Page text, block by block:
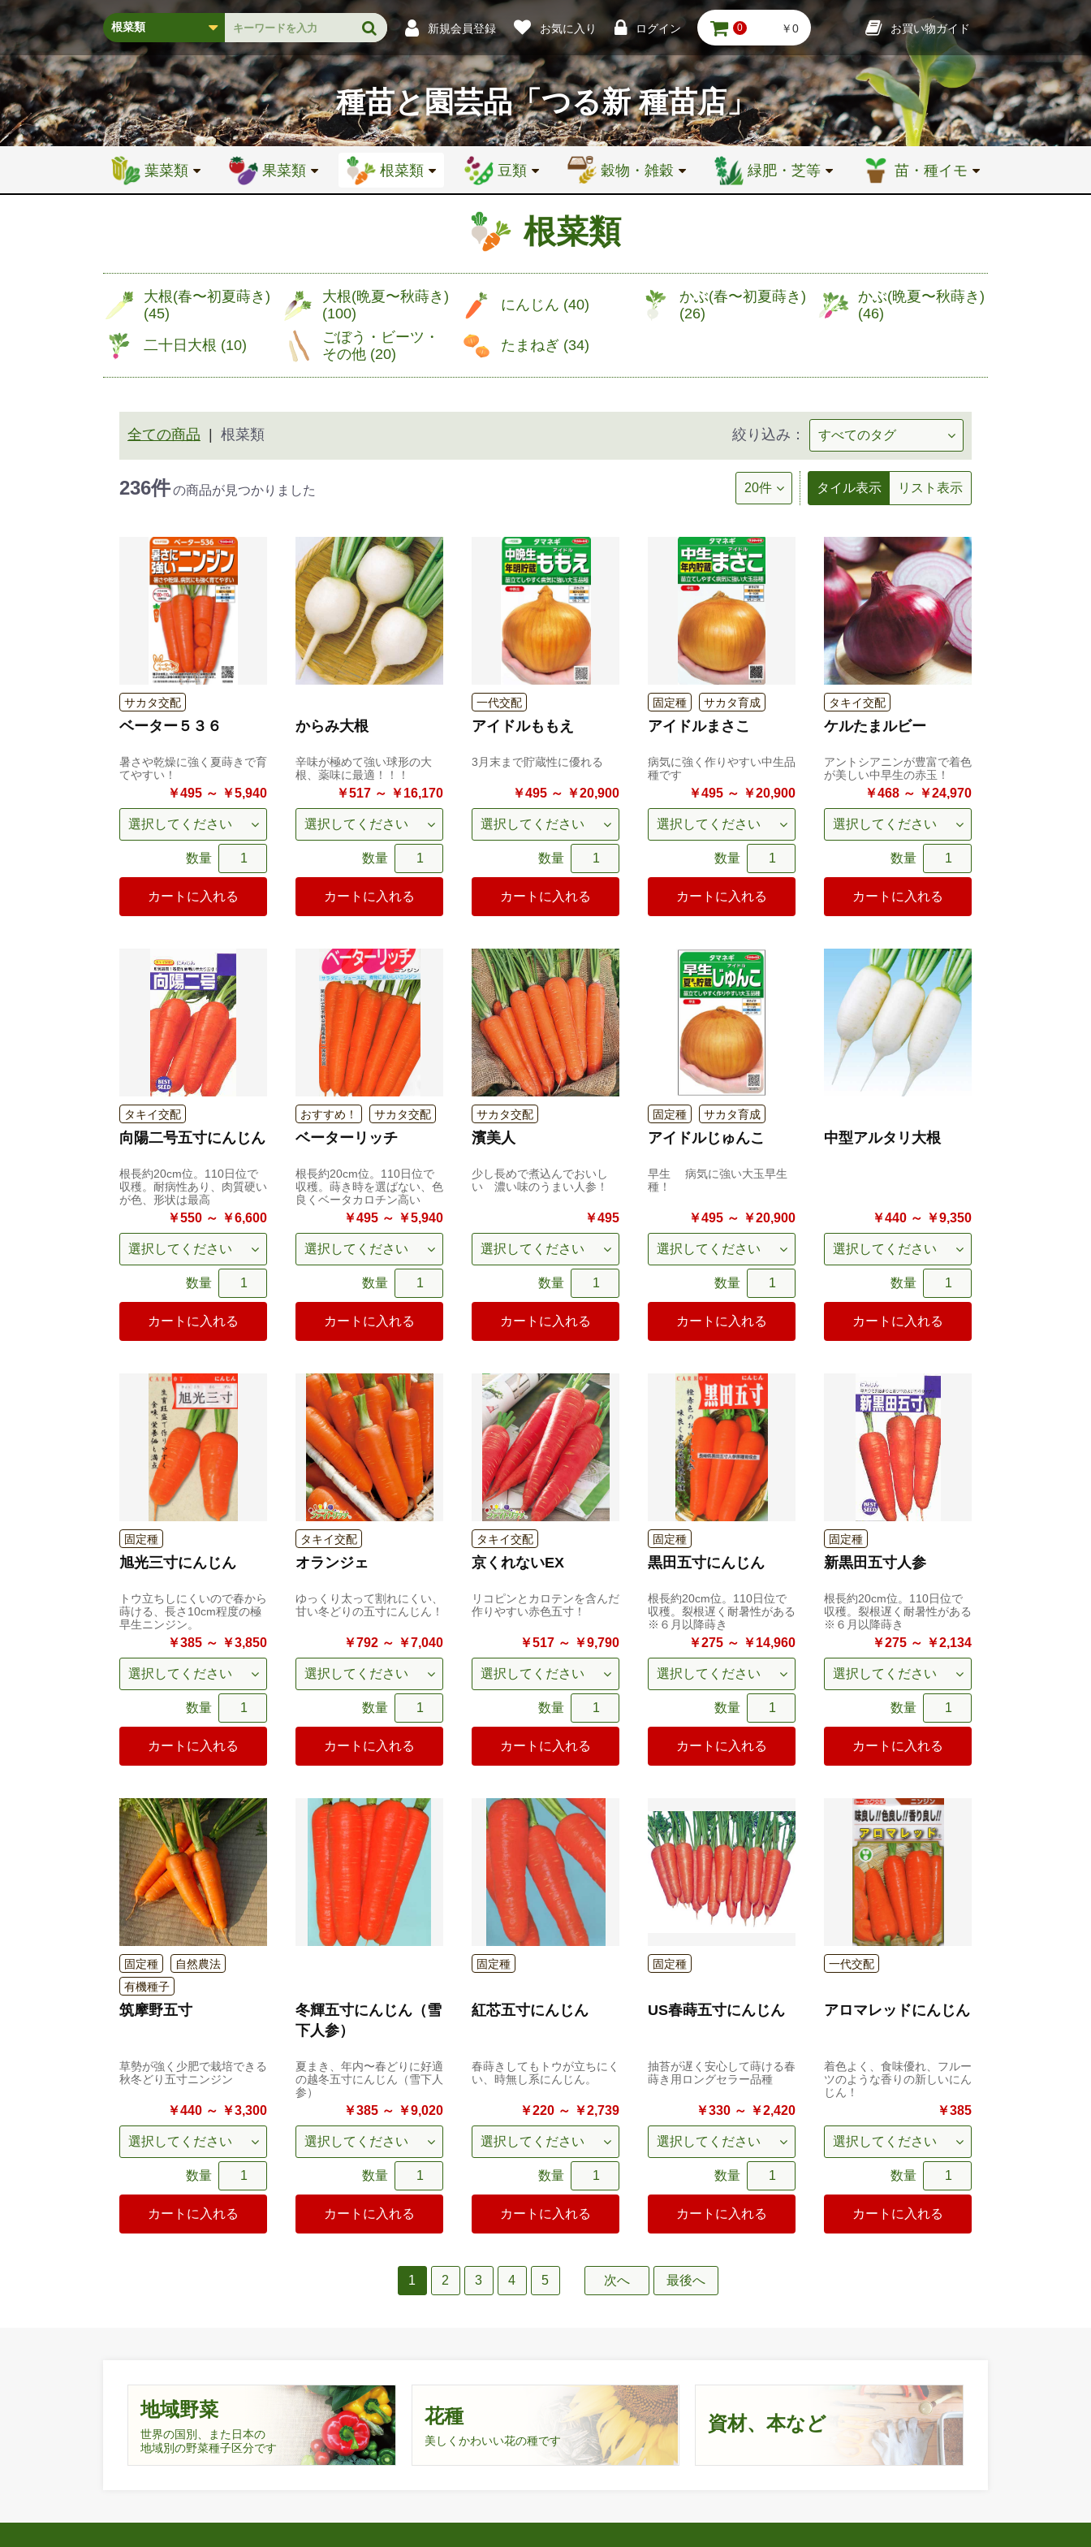
新規会員登録 お気に入り ログイン 0 ￥0 お買い物ガイド
種苗と園芸品「つる新 種苗店」
葉菜類 果菜類 根菜類 豆類 穀物・雑穀 緑肥・芝等 苗・種イモ
根菜類
大根(春〜初夏蒔き)
(45)
大根(晩夏〜秋蒔き)
(100)
にんじん (40)
かぶ(春〜初夏蒔き)
(26)
かぶ(晩夏〜秋蒔き)
(46)
二十日大根 (10)
ごぼう・ビーツ・
その他 (20)
たまねぎ (34)
全ての商品 根菜類 絞り込み：
236件の商品が見つかりました タイル表示 リスト表示
サカタ交配
ベーター５３６
暑さや乾燥に強く夏蒔きで育
てやすい！
￥495 ～ ￥5,940
数量
カートに入れる
からみ大根
辛味が極めて強い球形の大
根、薬味に最適！！！
￥517 ～ ￥16,170
数量
カートに入れる
一代交配
アイドルももえ
3月末まで貯蔵性に優れる
￥495 ～ ￥20,900
数量
カートに入れる
固定種 サカタ育成
アイドルまさこ
病気に強く作りやすい中生品
種です
￥495 ～ ￥20,900
数量
カートに入れる
タキイ交配
ケルたまルビー
アントシアニンが豊富で着色
が美しい中早生の赤玉！
￥468 ～ ￥24,970
数量
カートに入れる
タキイ交配
向陽二号五寸にんじん
根長約20cm位。110日位で
収穫。耐病性あり、肉質硬い
が色、形状は最高
￥550 ～ ￥6,600
数量
カートに入れる
おすすめ！ サカタ交配
ベーターリッチ
根長約20cm位。110日位で
収穫。蒔き時を選ばない、色
良くベータカロチン高い
￥495 ～ ￥5,940
数量
カートに入れる
サカタ交配
濱美人
少し長めで煮込んでおいし
い 濃い味のうまい人参！
￥495
数量
カートに入れる
固定種 サカタ育成
アイドルじゅんこ
早生 病気に強い大玉早生
種！
￥495 ～ ￥20,900
数量
カートに入れる
中型アルタリ大根
￥440 ～ ￥9,350
数量
カートに入れる
固定種
旭光三寸にんじん
トウ立ちしにくいので春から
蒔ける、長さ10cm程度の極
早生ニンジン。
￥385 ～ ￥3,850
数量
カートに入れる
タキイ交配
オランジェ
ゆっくり太って割れにくい、
甘い冬どりの五寸にんじん！
￥792 ～ ￥7,040
数量
カートに入れる
タキイ交配
京くれないEX
リコピンとカロテンを含んだ
作りやすい赤色五寸！
￥517 ～ ￥9,790
数量
カートに入れる
固定種
黒田五寸にんじん
根長約20cm位。110日位で
収穫。裂根遅く耐暑性がある
※６月以降蒔き
￥275 ～ ￥14,960
数量
カートに入れる
固定種
新黒田五寸人参
根長約20cm位。110日位で
収穫。裂根遅く耐暑性がある
※６月以降蒔き
￥275 ～ ￥2,134
数量
カートに入れる
固定種
自然農法
有機種子
筑摩野五寸
草勢が強く少肥で栽培できる
秋冬どり五寸ニンジン
￥440 ～ ￥3,300
数量
カートに入れる
冬輝五寸にんじん（雪
下人参）
夏まき、年内〜春どりに好適
の越冬五寸にんじん（雪下人
参）
￥385 ～ ￥9,020
数量
カートに入れる
固定種
紅芯五寸にんじん
春蒔きしてもトウが立ちにく
い、時無し系にんじん。
￥220 ～ ￥2,739
数量
カートに入れる
固定種
US春蒔五寸にんじん
抽苔が遅く安心して蒔ける春
蒔き用ロングセラー品種
￥330 ～ ￥2,420
数量
カートに入れる
一代交配
アロマレッドにんじん
着色よく、食味優れ、フルー
ツのような香りの新しいにん
じん！
￥385
数量
カートに入れる
1 2 3 4 5 次へ 最後へ
地域野菜
世界の国別、また日本の
地域別の野菜種子区分です
花種
美しくかわいい花の種です
資材、本など